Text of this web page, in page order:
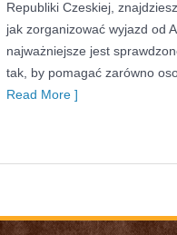
Republiki Czeskiej,
jak zorganizować wyjazd od
najważniejsze jest
tak, by pomagać zarówno
Read More ]